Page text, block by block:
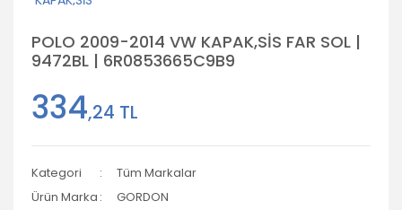
POLO 2009-2014 VW KAPAK,SİS FAR SOL |
9472BL | 6R0853665C9B9
334,24 TL
Kategori
Tüm Markalar
Ürün Marka
GORDON